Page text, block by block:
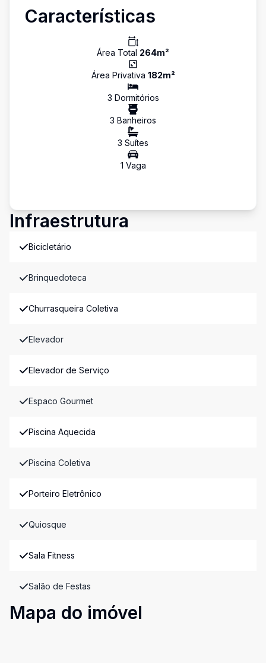
Características
Área Total 264m²
Área Privativa 182m²
3 Dormitórios
3 Banheiros
3 Suítes
1 Vaga
Infraestrutura
Bicicletário
Brinquedoteca
Churrasqueira Coletiva
Elevador
Elevador de Serviço
Espaco Gourmet
Piscina Aquecida
Piscina Coletiva
Porteiro Eletrônico
Quiosque
Sala Fitness
Salão de Festas
Mapa do imóvel